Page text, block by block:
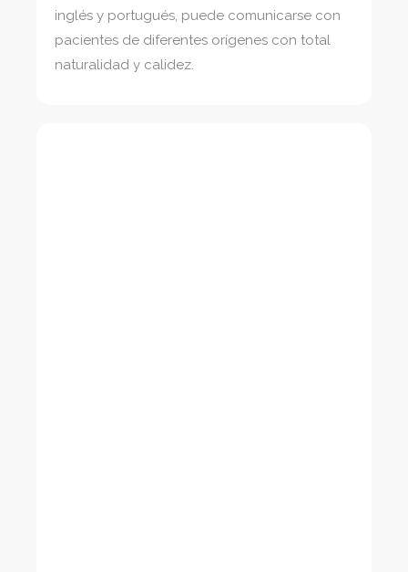
inglés y portugués, puede comunicarse con
pacientes de diferentes orígenes con total
naturalidad y calidez.